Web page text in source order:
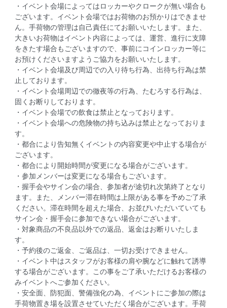
・イベント会場によってはロッカーやクロークが無い場合も
ございます。イベント会場ではお荷物のお預かりはできませ
ん。手荷物の管理は自己責任にてお願いいたします。また、
大きいお荷物はイベント内容によっては、運営、進行に支障
をきたす場合もございますので、事前にコインロッカー等に
お預けくださいますようご協力をお願いいたします。
・イベント会場及び周辺での入り待ち行為、出待ち行為は禁
止しております。
・イベント会場周辺での徹夜等の行為、たむろする行為は、
固くお断りしております。
・イベント会場での飲食は禁止となっております。
・イベント会場への危険物の持ち込みは禁止となっておりま
す。
・都合により告知無くイベントの内容変更や中止する場合が
ございます。
・都合により開始時間が変更になる場合がございます。
・参加メンバーは変更になる場合もございます。
・握手会やサイン会の場合、参加者が途切れ次第終了となり
ます。また、メンバー滞在時間は上限がある事を予めご了承
ください。滞在時間を超えた場合、お並びいただいていても
サイン会・握手会に参加できない場合がございます。
・対象商品の不良品以外での返品、返金はお断りいたしま
す。
・予約後のご返金、ご返品は、一切お受けできません。
・イベント中はスタッフがお客様の肩や腕などに触れて誘導
する場合がございます。この事をご了承いただけるお客様の
みイベントへご参加ください。
・安全面、防犯面、警備強化の為、イベントにご参加の際は
手荷物置き場を設置させていただく場合がございます。手荷